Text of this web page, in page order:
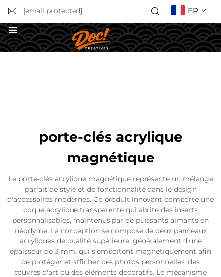
[email protected] FR
porte-clés acrylique
magnétique
Le porte-clés acrylique magnétique représente un mélange
parfait de style et de fonctionnalité dans le design
d'accessoires modernes. Ce produit innovant comporte une
coque acrylique transparente qui abrite des inserts
personnalisables, maintenus par de puissants aimants en
néodyme. La conception se compose de deux panneaux
acryliques de qualité supérieure, généralement d'une
épaisseur de 3 mm, qui s'emboîtent magnétiquement afin
de protéger et afficher des photos personnelles, des
œuvres d'art ou des éléments décoratifs. Le mécanisme